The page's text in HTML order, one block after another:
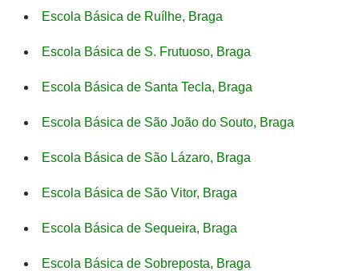
Escola Básica de Ruílhe, Braga
Escola Básica de S. Frutuoso, Braga
Escola Básica de Santa Tecla, Braga
Escola Básica de São João do Souto, Braga
Escola Básica de São Lázaro, Braga
Escola Básica de São Vitor, Braga
Escola Básica de Sequeira, Braga
Escola Básica de Sobreposta, Braga